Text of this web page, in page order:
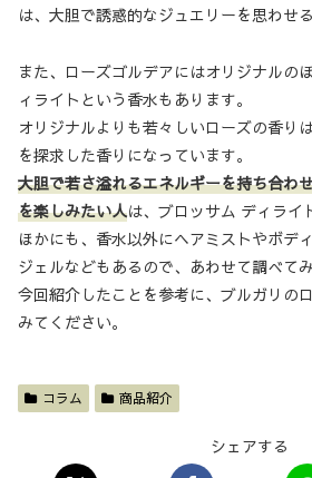
は、大胆で誘惑的なジュエリーを思わせる
また、ローズゴルデアにはオリジナルの
ィライトという香水もあります。
オリジナルよりも若々しいローズの香り
を探求した香りになっています。
大胆で若さ溢れるエネルギーを持ち合わ
を楽しみたい人は、ブロッサム ディライ
ほかにも、香水以外にヘアミストやボデ
ジェルなどもあるので、あわせて調べてみ
今回紹介したことを参考に、ブルガリの
みてください。
コラム 商品紹介
シェアする